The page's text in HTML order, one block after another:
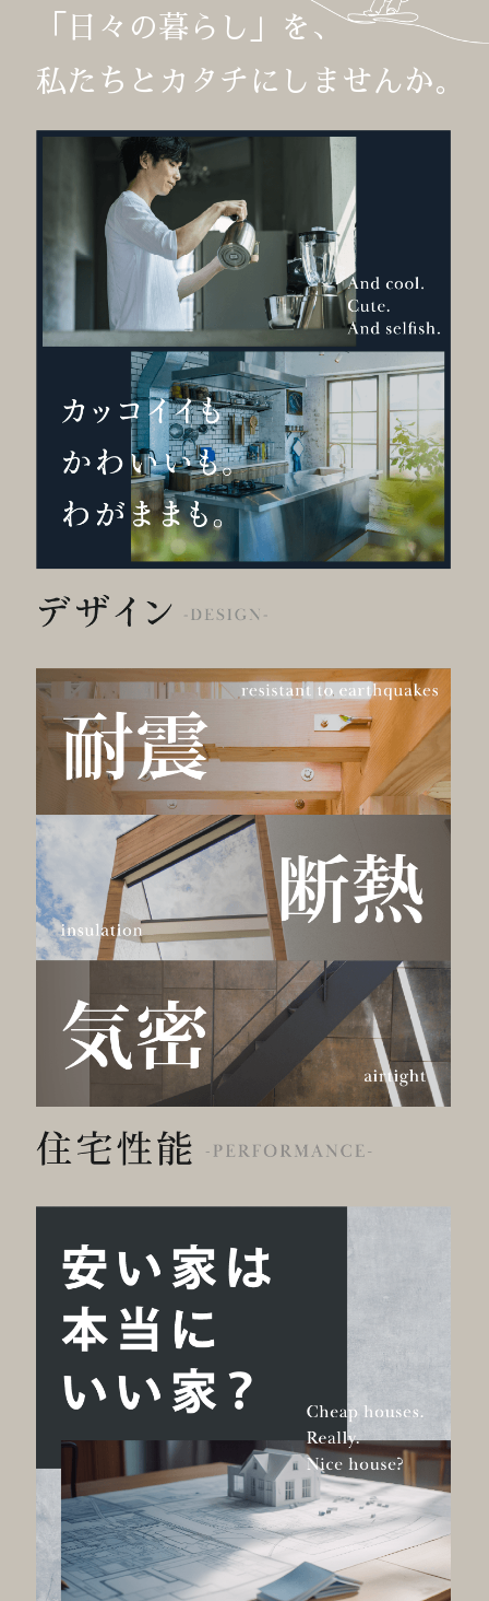
「日々の暮らし」を、
私たちとカタチにしませんか。